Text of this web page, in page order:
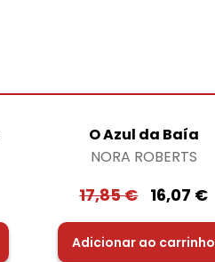
O Azul da Baía
NORA ROBERTS
17,85€ 16,07 €
Adicionar ao carrinho